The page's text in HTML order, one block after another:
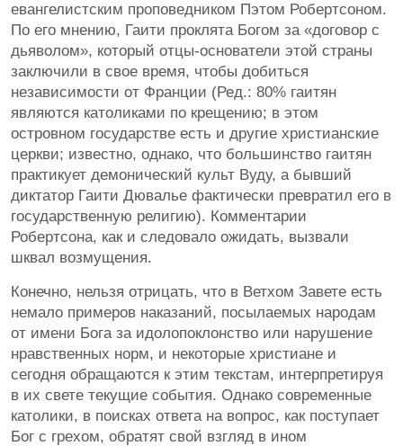
евангелистским проповедником Пэтом Робертсоном.
По его мнению, Гаити проклята Богом за «договор с
дьяволом», который отцы-основатели этой страны
заключили в свое время, чтобы добиться
независимости от Франции (Ред.: 80% гаитян
являются католиками по крещению; в этом
островном государстве есть и другие христианские
церкви; известно, однако, что большинство гаитян
практикует демонический культ Вуду, а бывший
диктатор Гаити Дювалье фактически превратил его в
государственную религию). Комментарии
Робертсона, как и следовало ожидать, вызвали
шквал возмущения.
Конечно, нельзя отрицать, что в Ветхом Завете есть
немало примеров наказаний, посылаемых народам
от имени Бога за идолопоклонство или нарушение
нравственных норм, и некоторые христиане и
сегодня обращаются к этим текстам, интерпретируя
в их свете текущие события. Однако современные
католики, в поисках ответа на вопрос, как поступает
Бог с грехом, обратят свой взгляд в ином